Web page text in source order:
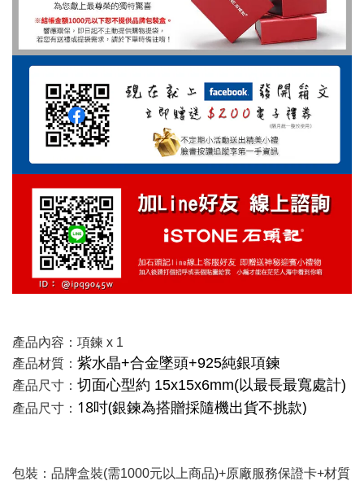
產品內容：項鍊 x 1
產品材質： 紫水晶+合金墜頭+925純銀項鍊
產品尺寸： 切面心型約 15x15x6mm(以最長最寬處計)
產品尺寸： 18吋(銀鍊為搭贈採隨機出貨不挑款)
包裝：品牌盒裝(需1000元以上商品)+原廠服務保證卡+材質